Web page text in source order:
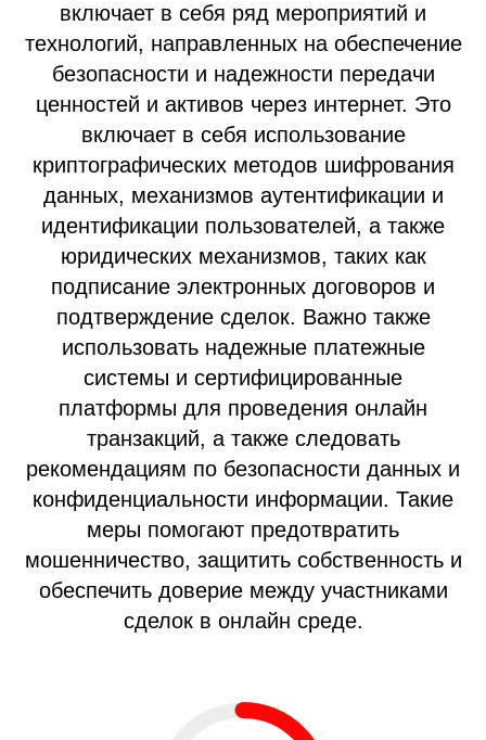
включает в себя ряд мероприятий и
технологий, направленных на обеспечение
безопасности и надежности передачи
ценностей и активов через интернет. Это
включает в себя использование
криптографических методов шифрования
данных, механизмов аутентификации и
идентификации пользователей, а также
юридических механизмов, таких как
подписание электронных договоров и
подтверждение сделок. Важно также
использовать надежные платежные
системы и сертифицированные
платформы для проведения онлайн
транзакций, а также следовать
рекомендациям по безопасности данных и
конфиденциальности информации. Такие
меры помогают предотвратить
мошенничество, защитить собственность и
обеспечить доверие между участниками
сделок в онлайн среде.